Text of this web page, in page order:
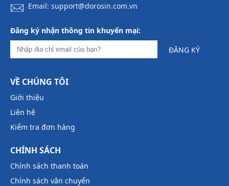
Email: support@dorosin.com.vn
Đăng ký nhận thông tin khuyến mại:
ĐĂNG KÝ
VỀ CHÚNG TÔI
Giới thiệu
Liên hệ
Kiểm tra đơn hàng
CHÍNH SÁCH
Chính sách thanh toán
Chính sách vận chuyển